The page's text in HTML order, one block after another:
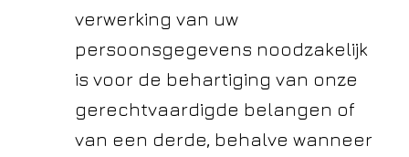
verwerking van uw
persoonsgegevens noodzakelijk
is voor de behartiging van onze
gerechtvaardigde belangen of
van een derde, behalve wanneer